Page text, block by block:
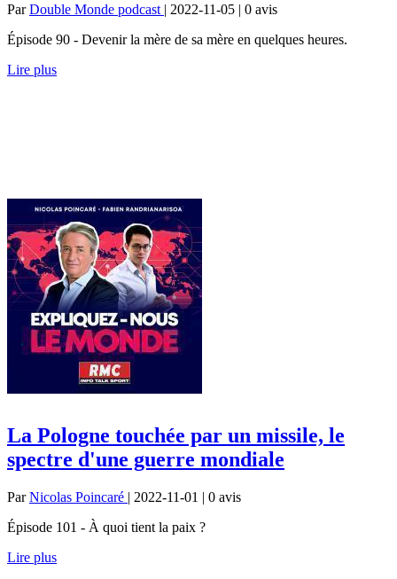
ParDouble Monde podcast | 2022-11-05 | 0 avis
Épisode 90 - Devenir la mère de sa mère en quelques heures.
Lire plus
La Pologne touchée par un missile, le
spectre d'une guerre mondiale
ParNicolas Poincaré | 2022-11-01 | 0 avis
Épisode 101 - À quoi tient la paix ?
Lire plus